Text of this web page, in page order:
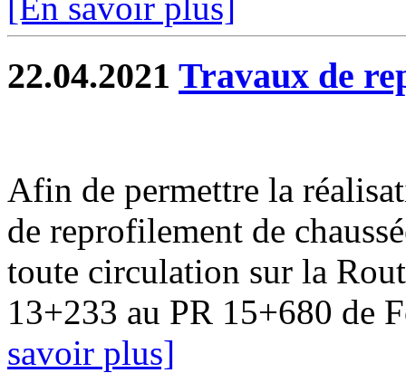
[En savoir plus]
22.04.2021 Travaux de
Afin de permettre la
de reprofilement de
toute circulation sur la
13+233 au PR 15+680 de
savoir plus]